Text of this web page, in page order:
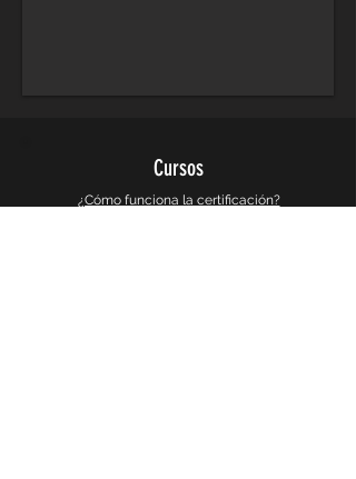
Cursos
¿Cómo funciona la certificación?